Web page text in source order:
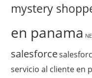
mystery
en panama
salesforce
servicio al cliente en